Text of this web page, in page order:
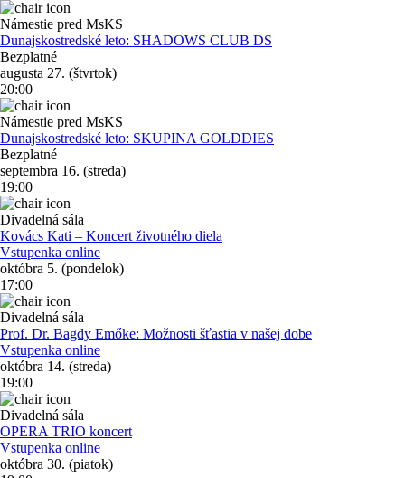
Námestie pred MsKS
Dunajskostredské leto: SHADOWS CLUB DS
Bezplatné
augusta 27. (štvrtok)
20:00
Námestie pred MsKS
Dunajskostredské leto: SKUPINA GOLDDIES
Bezplatné
septembra 16. (streda)
19:00
Divadelná sála
Kovács Kati – Koncert životného diela
Vstupenka online
októbra 5. (pondelok)
17:00
Divadelná sála
Prof. Dr. Bagdy Emőke: Možnosti šťastia v našej dobe
Vstupenka online
októbra 14. (streda)
19:00
Divadelná sála
OPERA TRIO koncert
Vstupenka online
októbra 30. (piatok)